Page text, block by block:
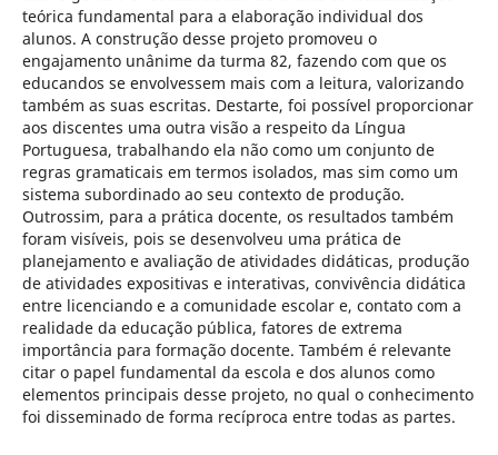
teórica fundamental para a elaboração individual dos
alunos. A construção desse projeto promoveu o
engajamento unânime da turma 82, fazendo com que os
educandos se envolvessem mais com a leitura, valorizando
também as suas escritas. Destarte, foi possível proporcionar
aos discentes uma outra visão a respeito da Língua
Portuguesa, trabalhando ela não como um conjunto de
regras gramaticais em termos isolados, mas sim como um
sistema subordinado ao seu contexto de produção.
Outrossim, para a prática docente, os resultados também
foram visíveis, pois se desenvolveu uma prática de
planejamento e avaliação de atividades didáticas, produção
de atividades expositivas e interativas, convivência didática
entre licenciando e a comunidade escolar e, contato com a
realidade da educação pública, fatores de extrema
importância para formação docente. Também é relevante
citar o papel fundamental da escola e dos alunos como
elementos principais desse projeto, no qual o conhecimento
foi disseminado de forma recíproca entre todas as partes.